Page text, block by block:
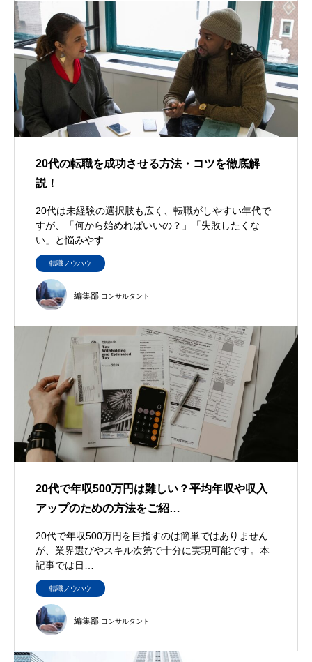
20代の転職を成功させる方法・コツを徹底解
説！
20代は未経験の選択肢も広く、転職がしやすい年代で
すが、「何から始めればいいの？」「失敗したくな
い」と悩みやす…
転職ノウハウ
編集部 コンサルタント
20代で年収500万円は難しい？平均年収や収入
アップのための方法をご紹…
20代で年収500万円を目指すのは簡単ではありません
が、業界選びやスキル次第で十分に実現可能です。本
記事では日…
転職ノウハウ
編集部 コンサルタント